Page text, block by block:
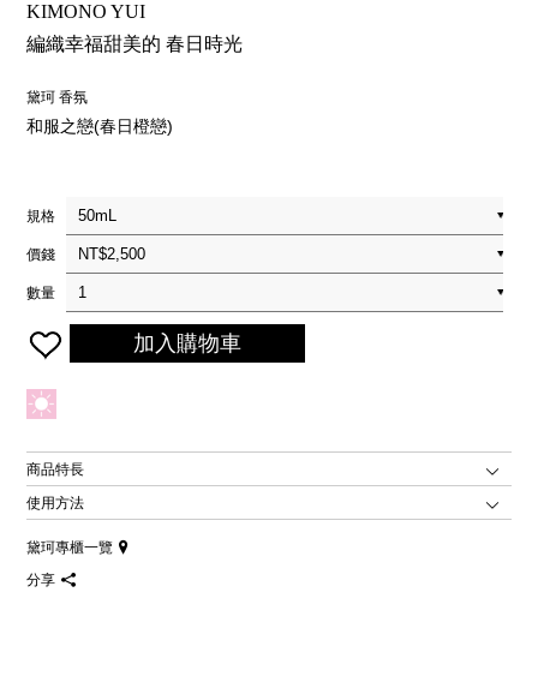
KIMONO YUI
編織幸福甜美的 春日時光
黛珂 香氛
和服之戀(春日橙戀)
規格
價錢
數量
加入購物車
商品特長
使用方法
黛珂專櫃一覽
分享